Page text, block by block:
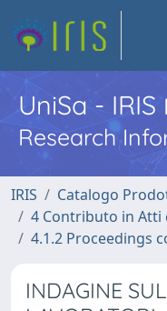
UniSa - IRIS
Research
IRIS
Catalogo
4 Contributo in Atti
4.1.2 Proceedings
INDAGINE